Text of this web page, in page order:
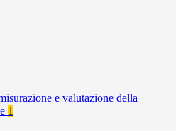
e valutazione della
1